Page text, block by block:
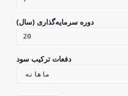
دوره سرمایه‌گذاری (سال)
دفعات ترکیب سود